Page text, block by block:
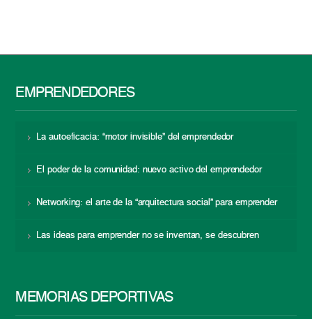
EMPRENDEDORES
La autoeficacia: “motor invisible” del emprendedor
El poder de la comunidad: nuevo activo del emprendedor
Networking: el arte de la “arquitectura social” para emprender
Las ideas para emprender no se inventan, se descubren
MEMORIAS DEPORTIVAS